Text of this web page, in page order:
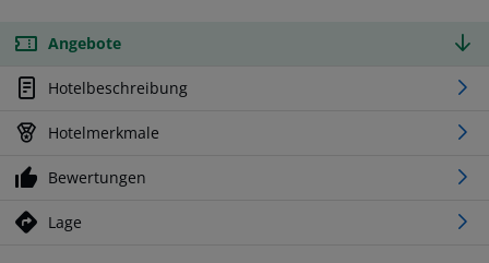
Angebote
Hotelbeschreibung
Hotelmerkmale
Bewertungen
Lage